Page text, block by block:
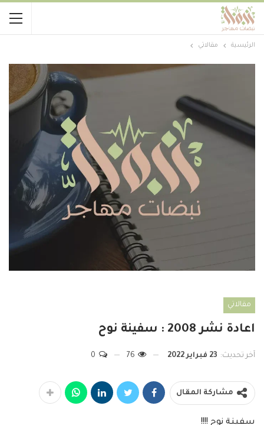
الرئيسية مقالاتي
مقالاتي
اعادة نشر 2008 : سفينة نوح
آخر تحديث: 23 فبراير 2022
مشاركة المقال
سفينة نوح !!!!